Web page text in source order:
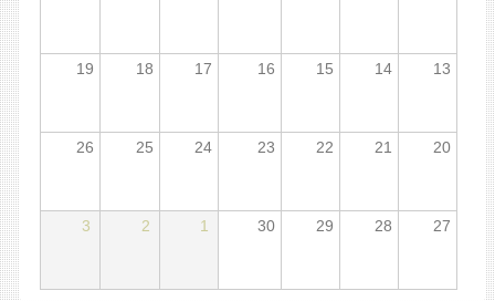
13
14
15
16
17
18
19
20
21
22
23
24
25
26
27
28
29
30
1
2
3